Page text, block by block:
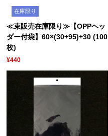
在庫限り
≪束販売在庫限り≫【OPPヘッ
ダー付袋】60×(30+95)+30 (100
枚)
¥440